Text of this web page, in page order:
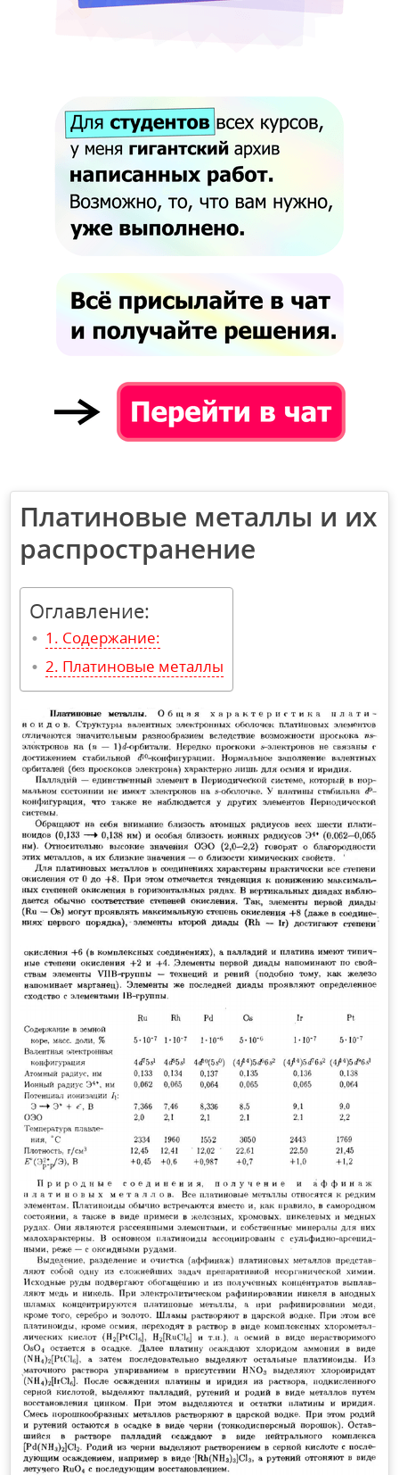
Платиновые металлы и их
распространение
Оглавление:
Содержание:
Платиновые металлы